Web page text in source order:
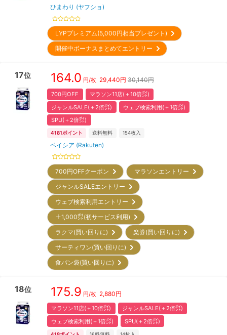
ひまわり (ヤフショ)
LYPプレミアム(5,000円相当プレゼント)
開催中ボーナスまとめてエントリー
17位 164.0 円/枚 29,440円 30,140円
700円OFF
マラソン11店(＋10倍㌽)
ジャンルSALE(＋2倍㌽)
ウェブ検索利用(＋1倍㌽)
SPU(＋2倍㌽)
4181ポイント 送料無料 154枚入
ベイシア (Rakuten)
700円OFFクーポン
マラソンエントリー
ジャンルSALEエントリー
ウェブ検索利用エントリー
＋1,000㌽(初サービス利用)
ラクマ(買い回りに)
楽券(買い回りに)
サーティワン(買い回りに)
食パン袋(買い回りに)
18位 175.9 円/枚 2,880円
マラソン11店(＋10倍㌽)
ジャンルSALE(＋2倍㌽)
ウェブ検索利用(＋1倍㌽)
SPU(＋2倍㌽)